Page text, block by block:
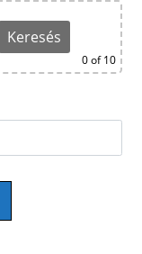
Keresés
0of 10